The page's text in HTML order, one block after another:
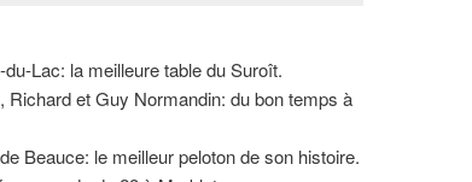
Lac: la meilleure table du Suroît.
et Guy Normandin: du bon temps à
Beauce: le meilleur peloton de son histoire.